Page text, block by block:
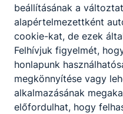
beállításának a
alapértelmezettként
cookie-kat, de ezek
Felhívjuk figyelmét,
honlapunk
megkönnyítése vagy
alkalmazásának
előfordulhat, hogy